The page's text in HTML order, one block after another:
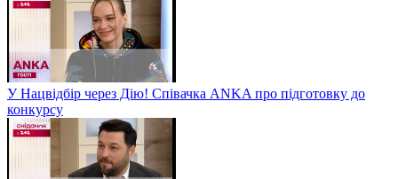
У Нацвідбір через Дію! Співачка ANKA про підготовку до
конкурсу